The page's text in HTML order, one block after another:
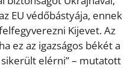
EU védőbástyája, ennek
Kijevet. Az
ez az igazságos békét a
elérni” – mutatott